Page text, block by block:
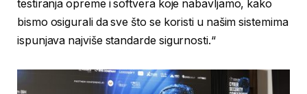
testiranja opreme i softvera koje nabavljamo, kako
bismo osigurali da sve što se koristi u našim sistemima
ispunjava najviše standarde sigurnosti.“